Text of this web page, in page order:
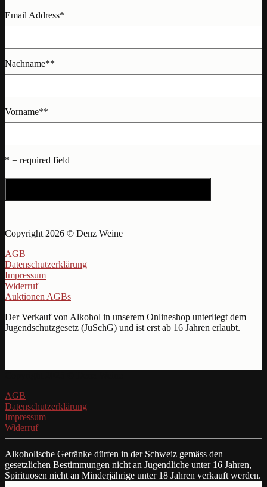
Email Address*
Nachname**
Vorname**
* = required field
Copyright 2026 © Denz Weine
AGB
Datenschutzerklärung
Impressum
Widerruf
Auktionen AGBs
Der Verkauf von Alkohol in unserem Onlineshop unterliegt dem
Jugendschutzgesetz (JuSchG) und ist erst ab 16 Jahren erlaubt.
AGB
Datenschutzerklärung
Impressum
Widerruf
Alkoholische Getränke dürfen in der Schweiz gemäss den
gesetzlichen Bestimmungen nicht an Jugendliche unter 16 Jahren,
Spirituosen nicht an Minderjährige unter 18 Jahren verkauft werden.